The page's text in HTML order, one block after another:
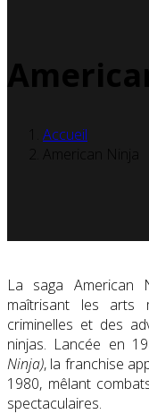
Accueil
American Ninja
La saga American
maîtrisant les arts
criminelles et des
ninjas. Lancée en
Ninja), la franchise
1980, mêlant
spectaculaires.